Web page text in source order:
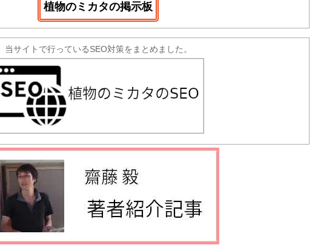
植物のミカタの掲示板
当サイトで行っているSEO対策をまとめました。